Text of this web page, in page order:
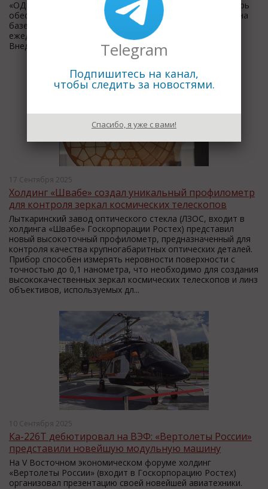
«ОДК-Салют». Решение Pangolin DB от «СберТеха» теперь
обеспечивает работу критически важной ERP-системы на
базе «1С:ERP», которая обрабатывает тысячи операций
ежедневно. Масштаб задачи и успешное внедрение
Внедренная отечественная СУБ...
17 Сентября 2025
Холдинг «Швабе» создал уникальный профилометр
для контроля зеркал космических телескопов
Лыткаринский завод оптического стекла (ЛЗОС, входит в
холдинга «Швабе» Госкорпорации Ростех) представил
новый высокоточный профилометр, предназначенный для
контроля качества крупногабаритных оптических деталей.
Прибор способен измерять неровности поверхности с
точностью до 0,1 нанометра, что необходимо для создания
высококачественных зеркал космических телескопов и линз
объективов, используемых дл...
10 Сентября 2025
Ка-226Т дебютировал на ВЭФ: «Вертолеты России»
представили новейшую модульную машину
На V Восточном экономическом форуме холдинг
«Вертолеты России» (входит в Госкорпорацию Ростех)
организовал презентацию своей новейшей авиатехники.
Telegram
Подпишитесь на канал,
чтобы следить за новостями.
Спасибо, я уже с вами!